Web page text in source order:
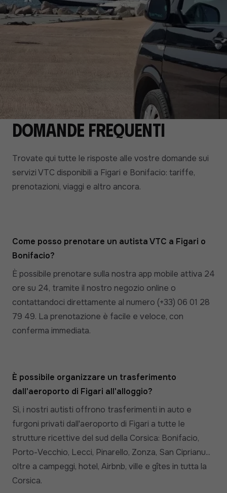
Domande frequenti
Trovate qui tutte le risposte alle vostre domande sui
servizi VTC disponibili a Figari e Bonifacio: tariffe,
prenotazioni, viaggi e altro ancora.
Come posso prenotare un autista VTC a Figari o
Bonifacio?
È possibile prenotare sulla nostra app mobile attiva 24
ore su 24, tramite il nostro negozio online o
contattandoci direttamente al numero (+33) 06 01 28
79 49. La prenotazione è facile e veloce, con
conferma immediata.
È possibile organizzare un trasferimento
dall'aeroporto di Figari all'alloggio?
Sì, i nostri autisti offrono trasferimenti in auto e
furgoni privati dall'aeroporto di Figari a tutte le
strutture ricettive del sud della Corsica: Bonifacio,
Porto-Vecchio, Lecci, Pinarello, Zonza, San Ciprianu...
oltre a campeggi, hotel, Airbnb, ville e gîtes in tutta la
Corsica.